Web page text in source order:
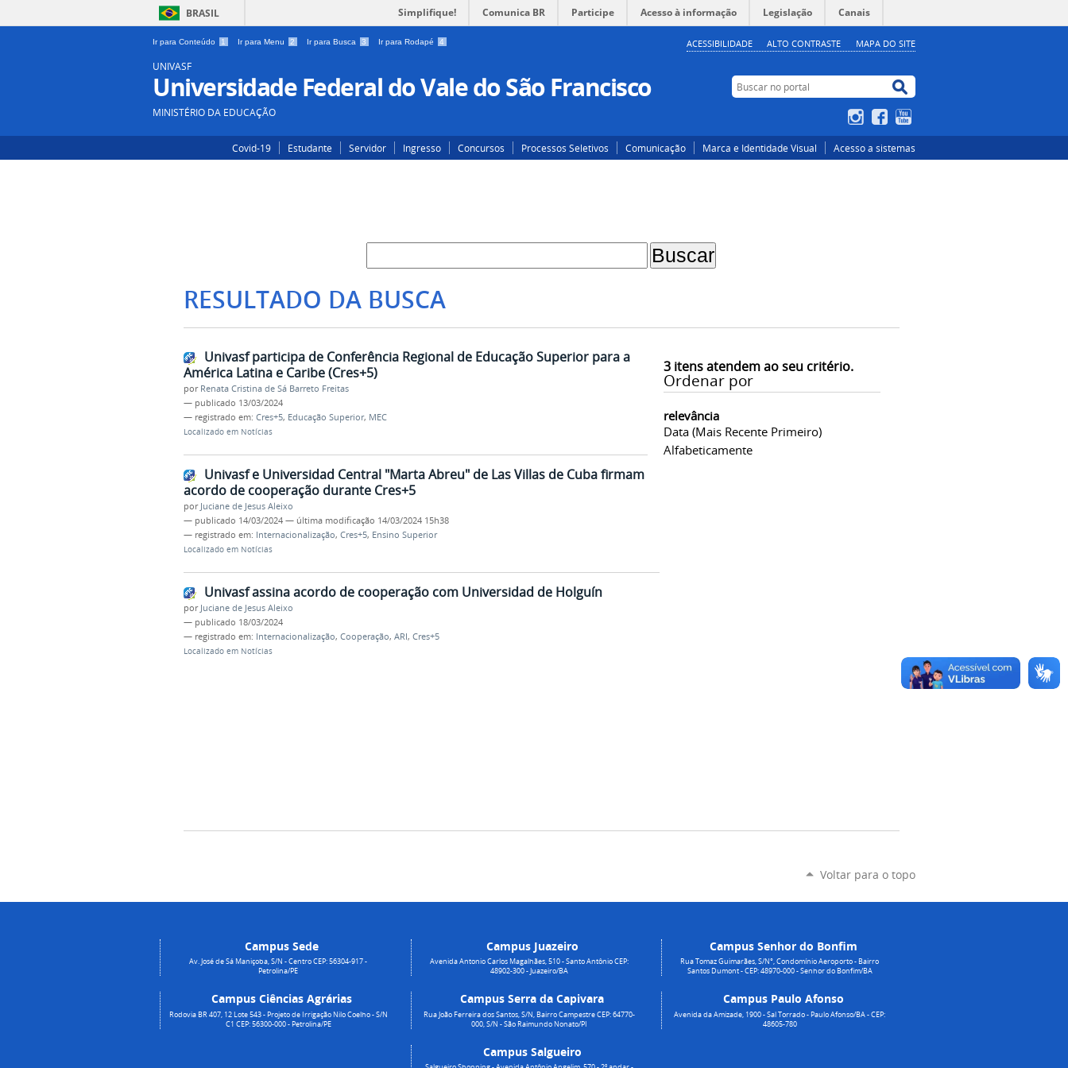
BRASIL Simplifique! Comunica BR Participe Acesso à informação Legislação Canais
Ir para Conteúdo 1 Ir para Menu 2 Ir para Busca 3 Ir para Rodapé 4 ACESSIBILIDADE ALTO CONTRASTE MAPA DO SITE
UNIVASF
Universidade Federal do Vale do São Francisco
MINISTÉRIO DA EDUCAÇÃO
Buscar no portal
Buscar no portal
InstagramFacebook
Covid-19 Estudante Servidor Ingresso Concursos Processos Seletivos Comunicação Marca e Identidade Visual Acesso a sistemas
RESULTADO DA BUSCA
3itens atendem ao seu critério.
Ordenar por
relevância
Data (mais Recente Primeiro)
Alfabeticamente
Univasf participa de Conferência Regional de Educação Superior para a
América Latina e Caribe (Cres+5)
por Renata Cristina de Sá Barreto Freitas
— publicado 13/03/2024
— registrado em: Cres+5, Educação Superior, MEC
Localizado em Notícias
Univasf e Universidad Central "Marta Abreu" de Las Villas de Cuba firmam
acordo de cooperação durante Cres+5
por Juciane de Jesus Aleixo
— publicado 14/03/2024 — última modificação 14/03/2024 15h38
— registrado em: Internacionalização, Cres+5, Ensino Superior
Localizado em Notícias
Univasf assina acordo de cooperação com Universidad de Holguín
por Juciane de Jesus Aleixo
— publicado 18/03/2024
— registrado em: Internacionalização, Cooperação, ARI, Cres+5
Localizado em Notícias
Voltar para o topo
Campus Sede
Av. José de Sá Maniçoba, S/N - Centro CEP: 56304-917 -
Petrolina/PE
Campus Ciências Agrárias
Rodovia BR 407, 12 Lote 543 - Projeto de Irrigação Nilo Coelho - S/N
C1 CEP: 56300-000 - Petrolina/PE
Campus Juazeiro
Avenida Antonio Carlos Magalhães, 510 - Santo Antônio CEP:
48902-300 - Juazeiro/BA
Campus Serra da Capivara
Rua João Ferreira dos Santos, S/N, Bairro Campestre CEP: 64770-
000, S/N - São Raimundo Nonato/PI
Campus Salgueiro
Campus Senhor do Bonfim
Rua Tomaz Guimarães, S/N°, Condomínio Aeroporto - Bairro
Santos Dumont - CEP: 48970-000 - Senhor do Bonfim/BA
Campus Paulo Afonso
Avenida da Amizade, 1900 - Sal Torrado - Paulo Afonso/BA - CEP:
48605-780